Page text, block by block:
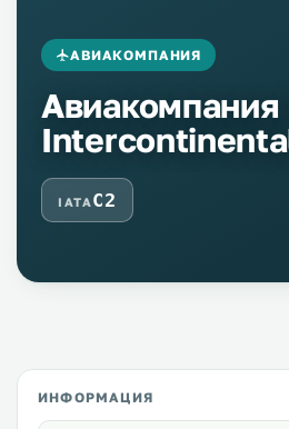
АВИАКОМПАНИЯ
Авиакомпания
IATA C2
ИНФОРМАЦИЯ